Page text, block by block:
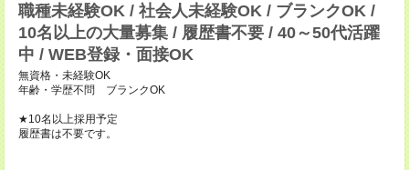
職種未経験OK / 社会人未経験OK / ブランクOK /
10名以上の大量募集 / 履歴書不要 / 40～50代活躍
中 / WEB登録・面接OK
無資格・未経験OK
年齢・学歴不問 ブランクOK
★10名以上採用予定
履歴書は不要です。